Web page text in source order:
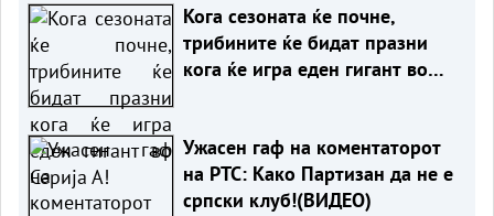
Кога сезоната ќе почне,
трибините ќе бидат празни
кога ќе игра еден гигант во
Ужасен гаф на коментаторот
на РТС: Како Партизан да не е
српски клуб!(ВИДЕО)